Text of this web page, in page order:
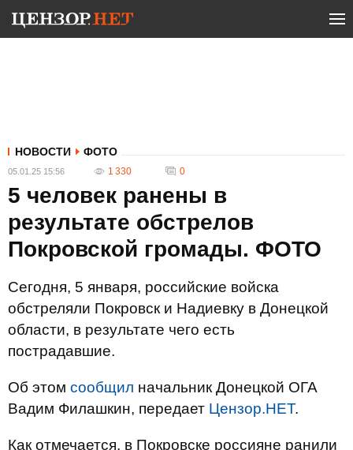
НОВОСТИ ФОТО
05.01.25 15:56 1 330 0
5 человек ранены в
результате обстрелов
Покровской громады. ФОТО
Сегодня, 5 января, российские войска
обстреляли Покровск и Надиевку в Донецкой
области, в результате чего есть
пострадавшие.
Об этом сообщил начальник Донецкой ОГА
Вадим Филашкин, передает Цензор.НЕТ.
Как отмечается, в Покровске россияне ранили